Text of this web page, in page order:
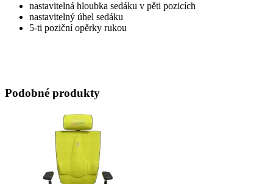
nastavitelná hloubka sedáku v pěti pozicích
nastavitelný úhel sedáku
5-ti poziční opěrky rukou
Podobné produkty